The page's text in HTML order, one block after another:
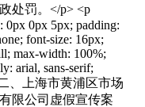
处罚。</p> <p
0px 0px 5px; padding:
font-size: 16px;
max-width: 100%;
arial, sans-serif;
、上海市黄浦区市场
限公司虚假宣传案